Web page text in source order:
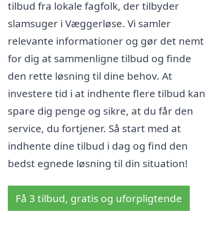
tilbud fra lokale fagfolk, der tilbyder
slamsuger i Væggerløse. Vi samler
relevante informationer og gør det nemt
for dig at sammenligne tilbud og finde
den rette løsning til dine behov. At
investere tid i at indhente flere tilbud kan
spare dig penge og sikre, at du får den
service, du fortjener. Så start med at
indhente dine tilbud i dag og find den
bedst egnede løsning til din situation!
Få 3 tilbud, gratis og uforpligtende